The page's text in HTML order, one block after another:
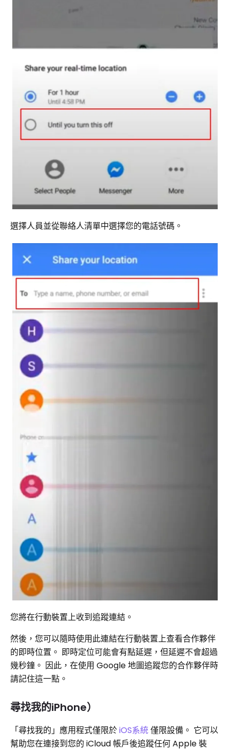
選擇人員並從聯絡人清單中選擇您的電話號碼。
您將在行動裝置上收到追蹤連結。
然後，您可以隨時使用此連結在行動裝置上查看合作夥伴
的即時位置。 即時定位可能會有點延遲，但延遲不會超過
幾秒鐘。 因此，在使用 Google 地圖追蹤您的合作夥伴時
請記住這一點。
尋找我的iPhone）
「尋找我的」應用程式僅限於iOS系統僅限設備。 它可以
幫助您在連接到您的 iCloud 帳戶後追蹤任何 Apple 裝